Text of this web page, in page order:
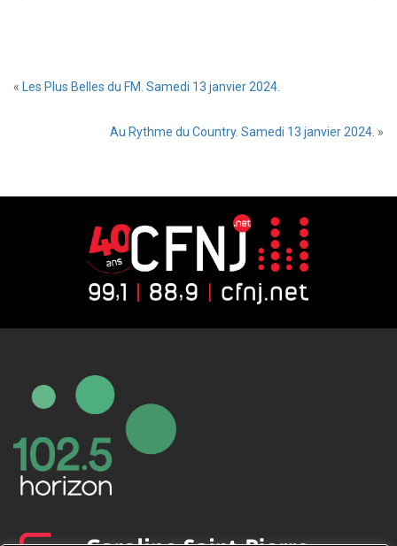
« Les Plus Belles du FM. Samedi 13 janvier 2024.
Au Rythme du Country. Samedi 13 janvier 2024. »